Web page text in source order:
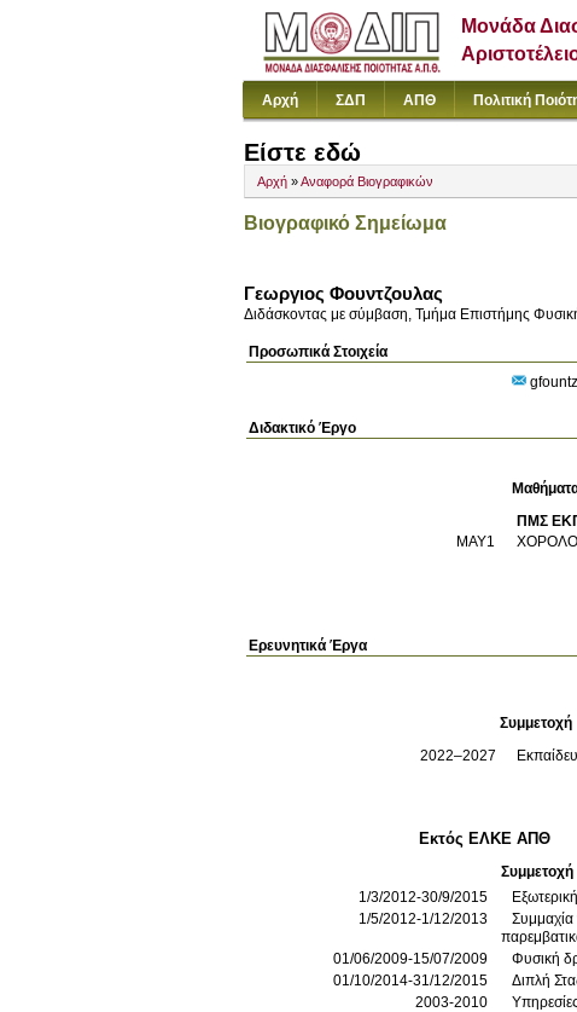
Μονάδα
Αρχή ΣΔΠ ΑΠΘ Πολιτική
Είστε εδώ
Αρχή »Αναφορά Βιογραφικών
Βιογραφικό Σημείωμα
Γεωργιος Φουντζουλας
Διδάσκοντας με σύμβαση, Τμήμα Επιστήμης
Προσωπικά Στοιχεία
Διδακτικό Έργο
ΠΜΣ
ΜΑΥ1
Ερευνητικά Έργα
Συμμετοχή
2022–2027
Εκτός ΕΛΚΕ ΑΠΘ
Συμμετοχή
1/3/2012-30/9/2015
1/5/2012-1/12/2013
01/06/2009-15/07/2009
Φυσική
01/10/2014-31/12/2015
Διπλή
2003-2010